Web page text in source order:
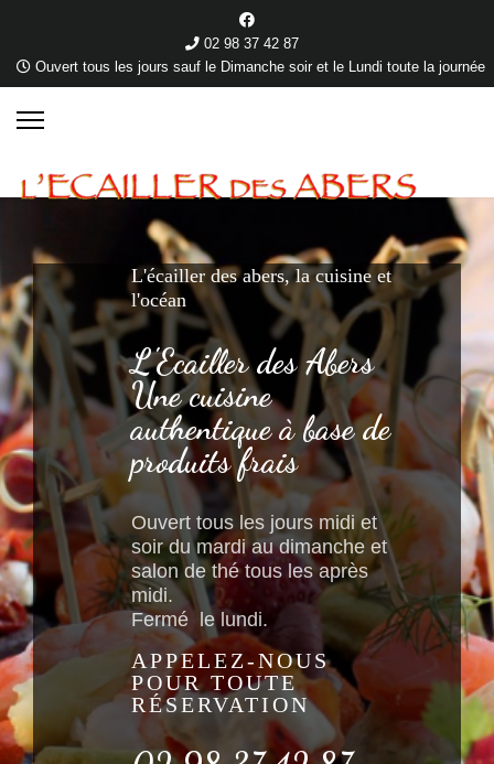
02 98 37 42 87
Ouvert tous les jours sauf le Dimanche soir et le Lundi toute la journée
L'écailler des abers, la cuisine et
l'océan
L'Ecailler des Abers
Une cuisine
authentique à base de
produits frais
Ouvert tous les jours midi et
soir du mardi au dimanche et
salon de thé tous les après
midi.
Fermé le lundi.
APPELEZ-NOUS
POUR TOUTE
RÉSERVATION